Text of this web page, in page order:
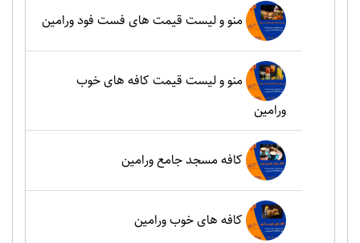
منو و لیست قیمت های فست فود ورامین
منو و لیست قیمت کافه های خوب
ورامین
کافه مسجد جامع ورامین
کافه های خوب ورامین